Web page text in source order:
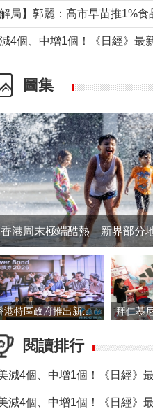
圖集
香港周末極端酷熱 新界部分
香港特區政府推出新一批銀色債券 每手1萬元保底息4.25厘
閱讀排行